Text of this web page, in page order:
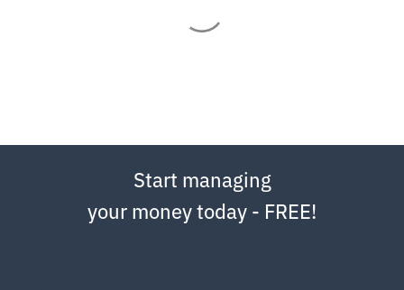
Start managing
your money today - FREE!